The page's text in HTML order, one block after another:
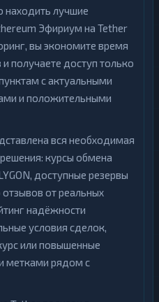
находить лучшие
Эфириум на Tether
вы экономите время
получаете доступ только
с актуальными
и положительными
вся необходимая
курсы обмена
доступные резервы
от реальных
надёжности
условия сделок,
или повышенные
метками рядом с